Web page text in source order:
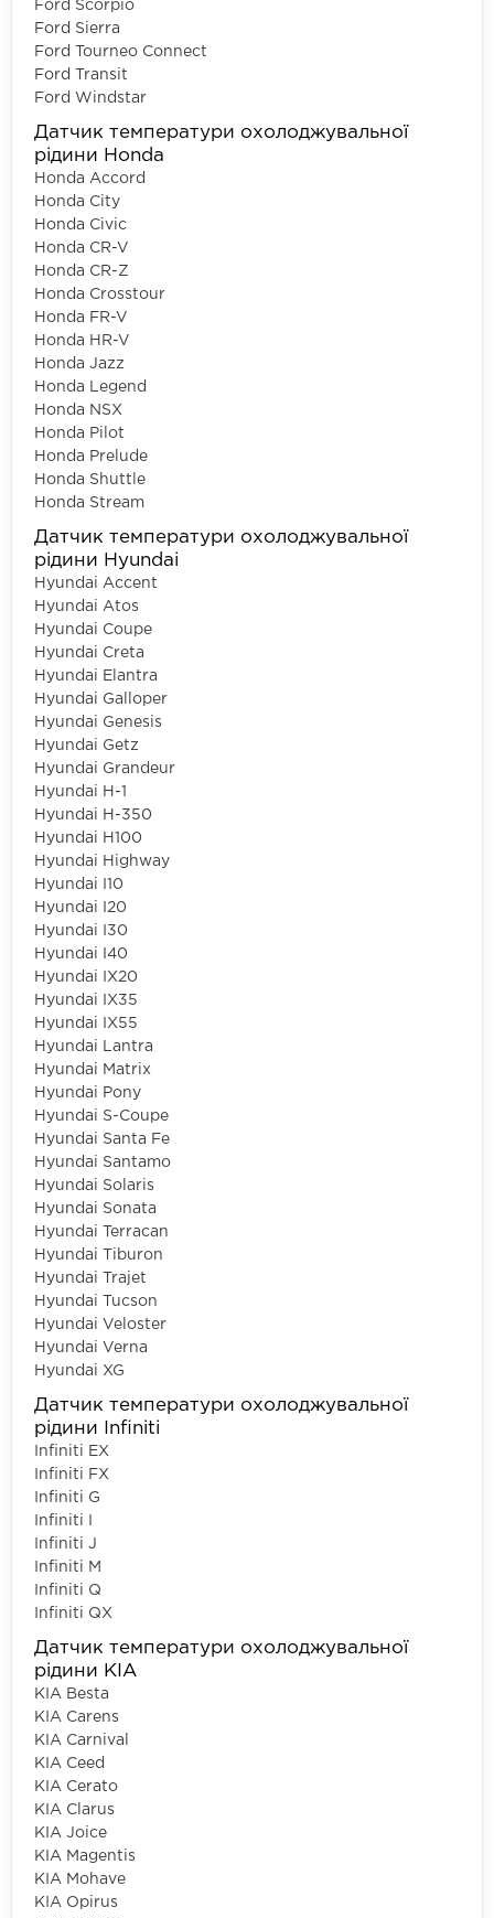
Ford Scorpio
Ford Sierra
Ford Tourneo Connect
Ford Transit
Ford Windstar
Датчик температури охолоджувальної
рідини Honda
Honda Accord
Honda City
Honda Civic
Honda CR-V
Honda CR-Z
Honda Crosstour
Honda FR-V
Honda HR-V
Honda Jazz
Honda Legend
Honda NSX
Honda Pilot
Honda Prelude
Honda Shuttle
Honda Stream
Датчик температури охолоджувальної
рідини Hyundai
Hyundai Accent
Hyundai Atos
Hyundai Coupe
Hyundai Creta
Hyundai Elantra
Hyundai Galloper
Hyundai Genesis
Hyundai Getz
Hyundai Grandeur
Hyundai H-1
Hyundai H-350
Hyundai H100
Hyundai Highway
Hyundai I10
Hyundai I20
Hyundai I30
Hyundai I40
Hyundai IX20
Hyundai IX35
Hyundai IX55
Hyundai Lantra
Hyundai Matrix
Hyundai Pony
Hyundai S-Coupe
Hyundai Santa Fe
Hyundai Santamo
Hyundai Solaris
Hyundai Sonata
Hyundai Terracan
Hyundai Tiburon
Hyundai Trajet
Hyundai Tucson
Hyundai Veloster
Hyundai Verna
Hyundai XG
Датчик температури охолоджувальної
рідини Infiniti
Infiniti EX
Infiniti FX
Infiniti G
Infiniti I
Infiniti J
Infiniti M
Infiniti Q
Infiniti QX
Датчик температури охолоджувальної
рідини KIA
KIA Besta
KIA Carens
KIA Carnival
KIA Ceed
KIA Cerato
KIA Clarus
KIA Joice
KIA Magentis
KIA Mohave
KIA Opirus